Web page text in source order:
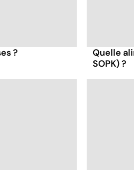
?
Quelle
SOPK) ?